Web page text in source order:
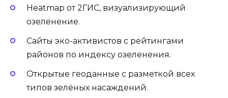
Heatmap от 2ГИС, визуализирующий
озеленение.
Сайты эко-активистов с рейтингами
районов по индексу озеленения.
Открытые геоданные с разметкой всех
типов зелёных насаждений.